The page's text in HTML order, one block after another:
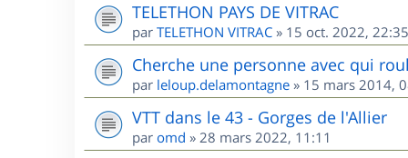
TELETHON PAYS DE VITRAC
par TELETHON VITRAC » 15 oct. 2022, 22:35
Cherche une personne avec qui
par leloup.delamontagne » 15 mars 2014,
VTT dans le 43 - Gorges de l'Allier
par omd » 28 mars 2022, 11:11